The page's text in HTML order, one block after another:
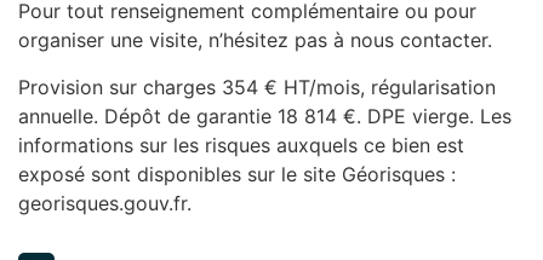
Pour tout renseignement complémentaire ou pour
organiser une visite, n’hésitez pas à nous contacter.
Provision sur charges 354 € HT/mois, régularisation
annuelle. Dépôt de garantie 18 814 €. DPE vierge. Les
informations sur les risques auxquels ce bien est
exposé sont disponibles sur le site Géorisques :
georisques.gouv.fr.